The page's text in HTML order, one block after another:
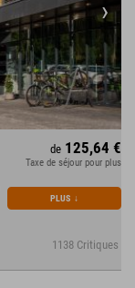
1138 Critiques
de 125,64 €
Taxe de séjour pour plus
PLUS ↓